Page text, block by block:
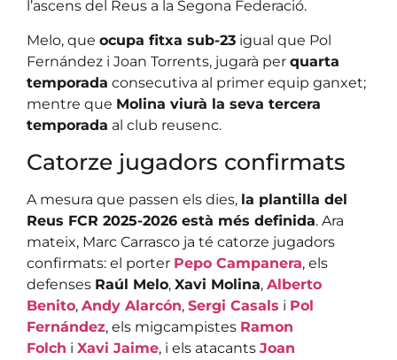
l’ascens del Reus a la Segona Federació.
Melo, que ocupa fitxa sub-23 igual que Pol
Fernández i Joan Torrents, jugarà per quarta
temporada consecutiva al primer equip ganxet;
mentre que Molina viurà la seva tercera
temporada al club reusenc.
Catorze jugadors confirmats
A mesura que passen els dies, la plantilla del
Reus FCR 2025-2026 està més definida. Ara
mateix, Marc Carrasco ja té catorze jugadors
confirmats: el porter Pepo Campanera, els
defenses Raúl Melo, Xavi Molina, Alberto
Benito, Andy Alarcón, Sergi Casals i Pol
Fernández, els migcampistes Ramon
Folch i Xavi Jaime, i els atacants Joan